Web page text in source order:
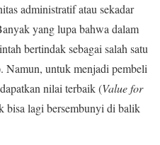
administratif atau sekadar
yang lupa bahwa dalam
bertindak sebagai salah satu
Namun, untuk menjadi pembeli
nilai terbaik (Value for
bisa lagi bersembunyi di balik